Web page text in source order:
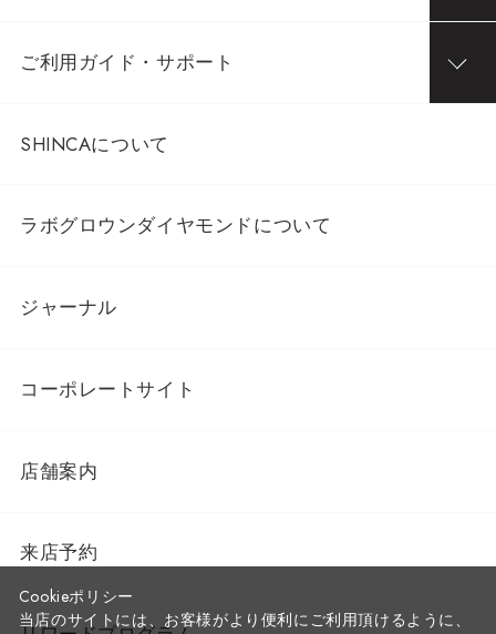
ご利用ガイド・サポート
SHINCAについて
ラボグロウンダイヤモンドについて
ジャーナル
コーポレートサイト
店舗案内
来店予約
Cookieポリシー
当店のサイトには、お客様がより便利にご利用頂けるように、